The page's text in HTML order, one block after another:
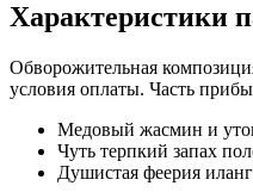
Характеристики
Обворожительная
условия оплаты. Часть
Медовый жасмин и
Чуть терпкий запах
Душистая феерия